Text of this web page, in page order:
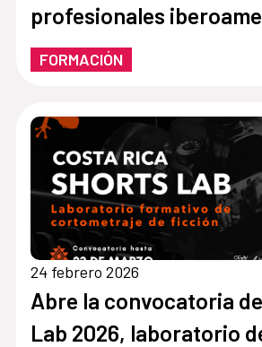
profesionales
sector cultural
FORMACIÓN
24 febrero 2026
Abre la convocatoria
Lab 2026, laboratorio